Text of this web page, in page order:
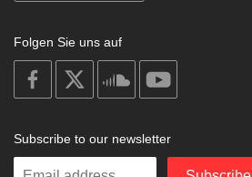
Folgen Sie uns auf
on
facebook
soundcloud
Subscribe to our newsletter
Enter